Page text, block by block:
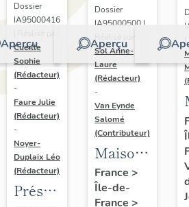
Aperçu
Dossier
IA95000416
Cueille
Sophie
(Rédacteur)
-
Faure Julie
(Rédacteur)
-
Noyer-
Duplaix Léo
(Rédacteur)
Présentation
Aperçu
Dossier
IA95000500 |
Sol Anne-
Laure
(Rédacteur)
-
Van Eynde
Salomé
(Contributeur)
Maison
Colmont,
Jouy-le-
France >
Île-de-
France >
|